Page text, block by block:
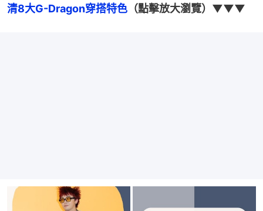
清8大G-Dragon穿搭特色 （點擊放大瀏覽）▼▼▼